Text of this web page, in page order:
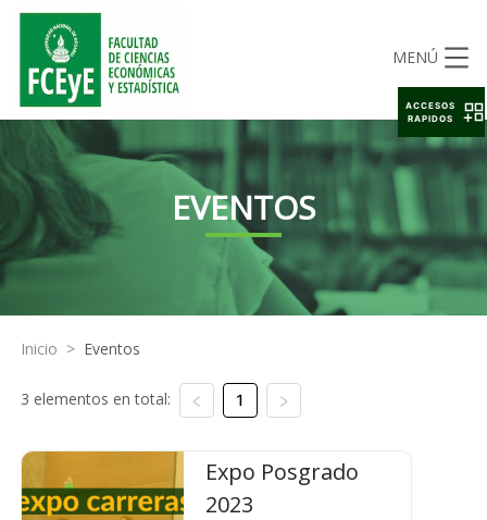
MENÚ
EVENTOS
Inicio > Eventos
3 elementos en total: 1
Expo Posgrado
2023
ACCESOS
RAPIDOS